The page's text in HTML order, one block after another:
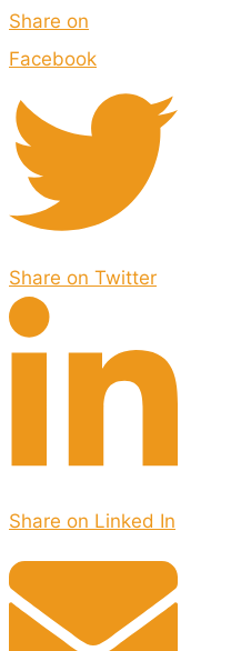
Share on
Facebook
Share on Twitter
Share on Linked In